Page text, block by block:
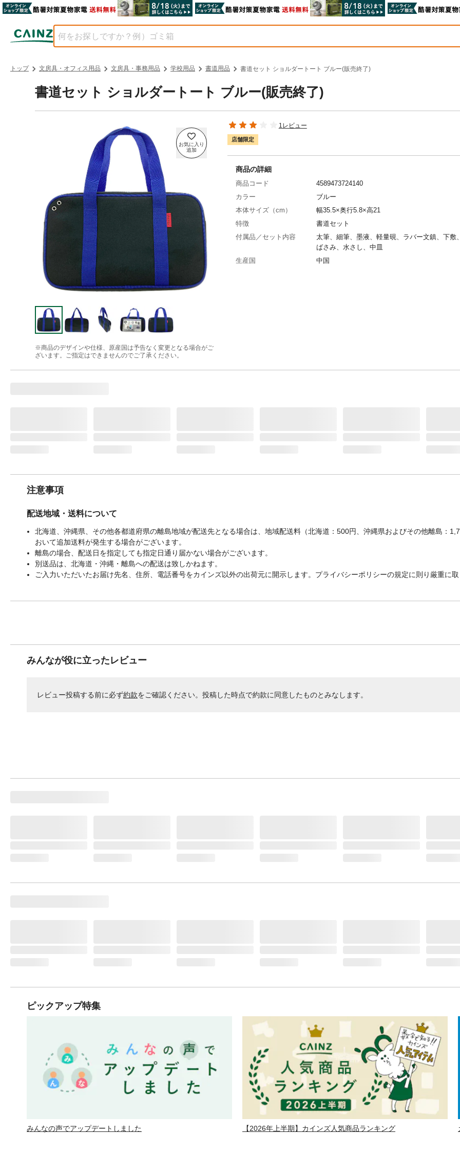
トップ 文房具・オフィス用品 文房具・事務用品 学校用品 書道用品 書道セット ショルダートート ブルー(販売終了)
書道セット ショルダートート ブルー(販売終了)
※商品のデザインや仕様、原産国は予告なく変更となる場合がご
ざいます。ご指定はできませんのでご了承ください。
1レビュー
店舗限定
商品の詳細
商品コード
4589473724140
カラー
ブルー
本体サイズ（cm）
幅35.5×奥行5.8×高21
特徴
書道セット
付属品／セット内容
太筆、細筆、墨液、軽量硯、ラバー文鎮、下敷
ばさみ、水さし、中皿
生産国
中国
注意事項
配送地域・送料について
北海道、沖縄県、その他各都道府県の離島地域が配送先となる場合は、地域配送料（北海道：500円、沖縄県およびその他離島：
おいて追加送料が発生する場合がございます。
離島の場合、配送日を指定しても指定日通り届かない場合がございます。
別送品は、北海道・沖縄・離島への配送は致しかねます。
ご入力いただいたお届け先名、住所、電話番号をカインズ以外の出荷元に開示します。プライバシーポリシーの規定に則り厳重に
みんなが役に立ったレビュー
レビュー投稿する前に必ず約款をご確認ください。投稿した時点で約款に同意したものとみなします。
ピックアップ特集
みんなの声でアップデートしました 【2026年上半期】カインズ人気商品ランキング